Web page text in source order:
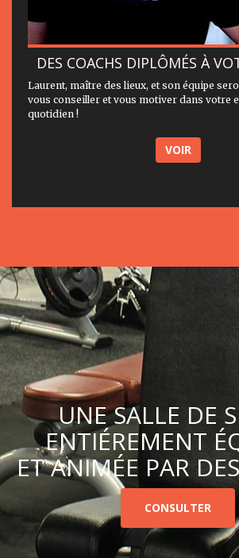
DES COACHS DIPLÔMÉS À
Laurent, maître des lieux, et son équipe
vous conseiller et vous motiver dans votre
quotidien !
VOIR
UNE SALLE DE
ENTIÉREMENT
ET ANIMÉE PAR
CONSULTER